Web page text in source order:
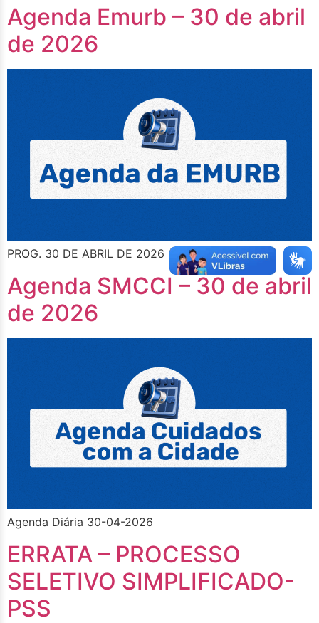
Agenda Emurb – 30 de abril
de 2026
PROG. 30 DE ABRIL DE 2026 (QUINTA FEIRA)
Agenda SMCCI – 30 de abril
de 2026
Agenda Diária 30-04-2026
ERRATA – PROCESSO
SELETIVO SIMPLIFICADO-
PSS